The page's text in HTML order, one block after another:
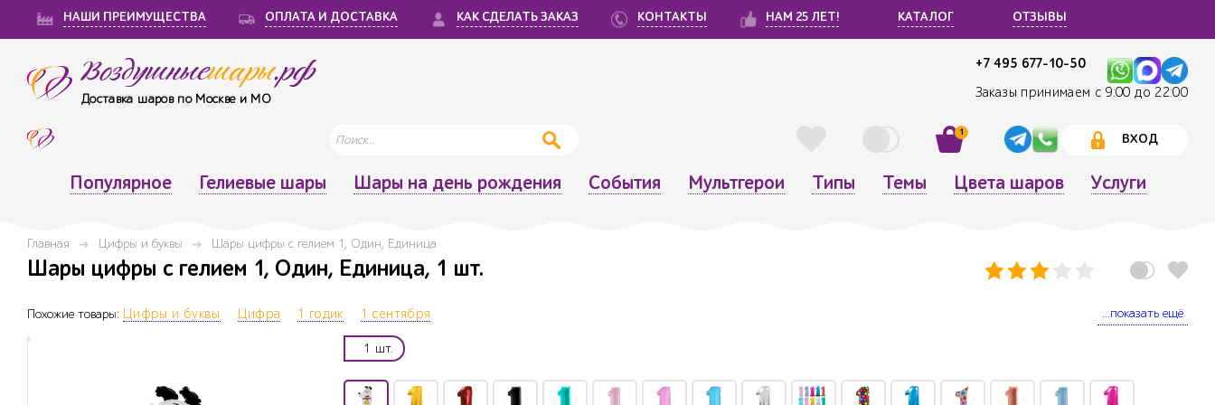
НАШИ ПРЕИМУЩЕСТВА ОПЛАТА И ДОСТАВКА КАК СДЕЛАТЬ ЗАКАЗ КОНТАКТЫ НАМ 25 ЛЕТ! КАТАЛОГ ОТЗЫВЫ
Воздушныешары.рф
Доставка шаров по Москве и МО
+7 495 677-10-50
Заказы принимаем с 9:00 до 22:00
1
ВХОД
Популярное Гелиевые шары Шары на день рождения События Мультгерои Типы Темы Цвета шаров Услуги
Главная Цифры и буквы Шары цифры с гелием 1, Один, Единица
Шары цифры с гелием 1, Один, Единица, 1 шт.
...показать ещё
Похожие товары: Цифры и буквы Цифра 1 годик 1 сентября
1 шт.